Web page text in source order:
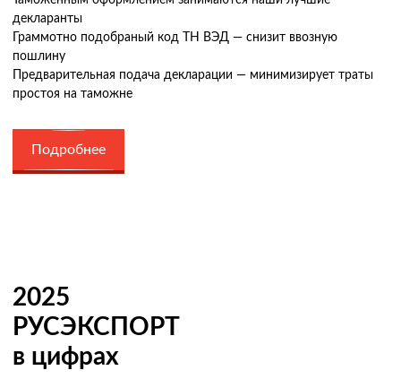
декларанты
Граммотно подобраный код ТН ВЭД — снизит ввозную
пошлину
Предварительная подача декларации — минимизирует траты
простоя на таможне
Подробнее
2025
РУСЭКСПОРТ
в цифрах